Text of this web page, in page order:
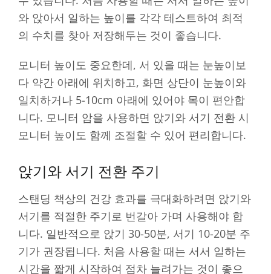
와 앉아서 일하는 높이를 각각 테스트하여 최적
의 수치를 찾아 저장해두는 것이 좋습니다.
모니터 높이도 중요한데, 서 있을 때는 눈높이보
다 약간 아래에 위치하고, 화면 상단이 눈높이와
일치하거나 5-10cm 아래에 있어야 목이 편안합
니다. 모니터 암을 사용하면 앉기와 서기 전환 시
모니터 높이도 함께 조절할 수 있어 편리합니다.
앉기와 서기 전환 주기
스탠딩 책상의 건강 효과를 극대화하려면 앉기와
서기를 적절한 주기로 번갈아 가며 사용해야 합
니다. 일반적으로 앉기 30-50분, 서기 10-20분 주
기가 권장됩니다. 처음 사용할 때는 서서 일하는
시간을 짧게 시작하여 점차 늘려가는 것이 좋으